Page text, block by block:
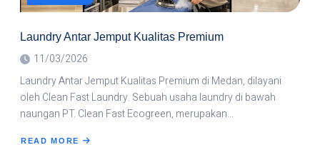
Laundry Antar Jemput Kualitas Premium
11/03/2026
Laundry Antar Jemput Kualitas Premium di Medan, dilayani
oleh Clean Fast Laundry. Sebuah usaha laundry di bawah
naungan PT. Clean Fast Ecogreen, merupakan…
READ MORE